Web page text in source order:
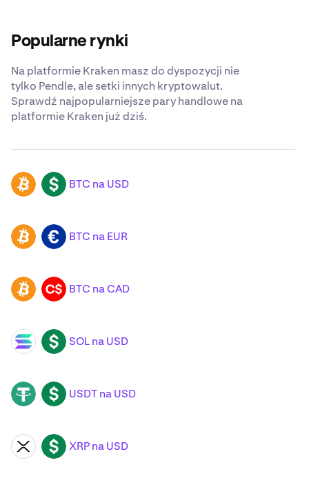
Popularne rynki
Na platformie Kraken masz do dyspozycji nie
tylko Pendle, ale setki innych kryptowalut.
Sprawdź najpopularniejsze pary handlowe na
platformie Kraken już dziś.
BTC USD BTC na USD
BTC EUR BTC na EUR
BTC CAD BTC na CAD
SOL USD SOL na USD
USDT USD USDT na USD
XRP USD XRP na USD